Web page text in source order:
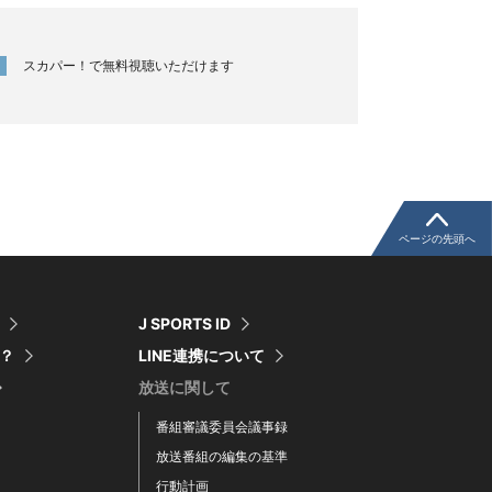
スカパー！で無料視聴いただけます
J SPORTS ID
LINE連携について
放送に関して
番組審議委員会議事録
放送番組の編集の基準
行動計画
ページの先頭へ